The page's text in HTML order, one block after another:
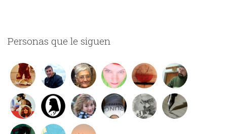
Personas que le siguen